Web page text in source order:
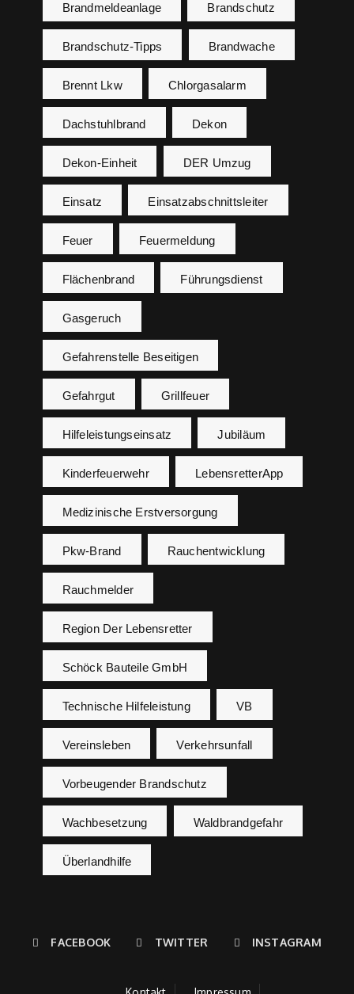
Brandmeldeanlage Brandschutz
Brandschutz-Tipps Brandwache
Brennt Lkw Chlorgasalarm
Dachstuhlbrand Dekon
Dekon-Einheit DER Umzug
Einsatz Einsatzabschnittsleiter
Feuer Feuermeldung
Flächenbrand Führungsdienst
Gasgeruch
Gefahrenstelle Beseitigen
Gefahrgut Grillfeuer
Hilfeleistungseinsatz Jubiläum
Kinderfeuerwehr LebensretterApp
Medizinische Erstversorgung
Pkw-Brand Rauchentwicklung
Rauchmelder
Region Der Lebensretter
Schöck Bauteile GmbH
Technische Hilfeleistung VB
Vereinsleben Verkehrsunfall
Vorbeugender Brandschutz
Wachbesetzung Waldbrandgefahr
Überlandhilfe
FACEBOOK TWITTER INSTAGRAM